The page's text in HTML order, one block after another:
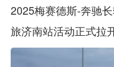
2025梅赛德斯-奔驰
旅济南站活动正式拉